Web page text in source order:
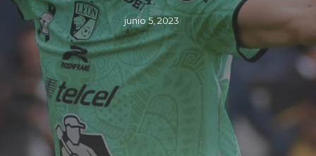
junio 5, 2023